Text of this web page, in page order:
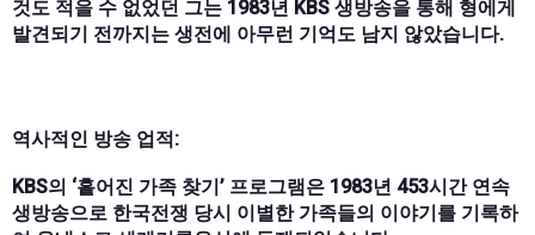
것도 적을 수 없었던 그는 1983년 KBS 생방송을 통해 형에게
발견되기 전까지는 생전에 아무런 기억도 남지 않았습니다.
역사적인 방송 업적:
KBS의 ‘흩어진 가족 찾기’ 프로그램은 1983년 453시간 연속
생방송으로 한국전쟁 당시 이별한 가족들의 이야기를 기록하